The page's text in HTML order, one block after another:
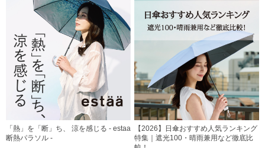
「熱」を「断」ち、 涼を感じる - estaa
断熱パラソル -
【2026】日傘おすすめ人気ランキング
特集｜遮光100・晴雨兼用など徹底比